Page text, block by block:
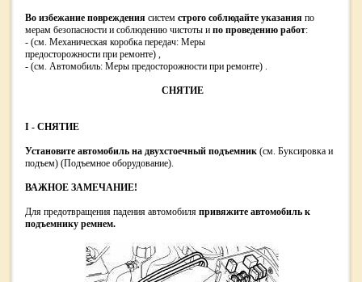
Во избежание повреждения систем строго соблюдайте указания по
мерам безопасности и соблюдению чистоты и по проведению работ:
- (см. Механическая коробка передач: Меры
предосторожности при ремонте) ,
- (см. Автомобиль: Меры предосторожности при ремонте) .
СНЯТИЕ
I - СНЯТИЕ
Установите автомобиль на двухстоечный подъемник (см. Буксировка и
подъем) (Подъемное оборудование).
ВАЖНОЕ ЗАМЕЧАНИЕ!
Для предотвращения падения автомобиля привяжите автомобиль к
подъемнику ремнем.